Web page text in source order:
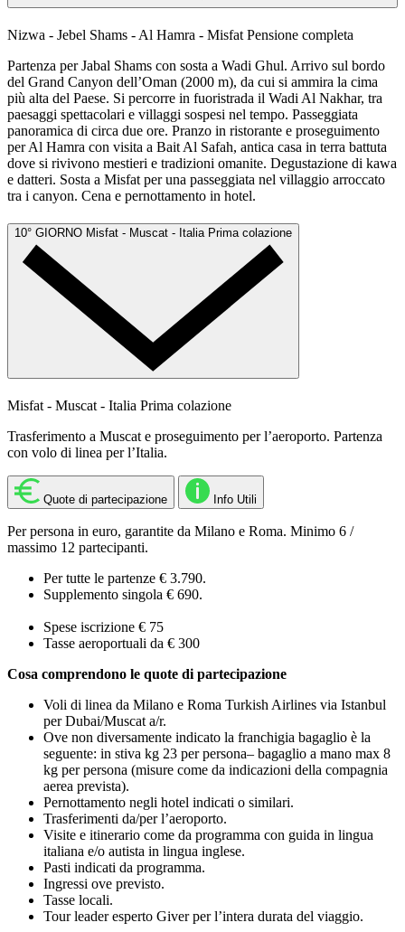
Nizwa - Jebel Shams - Al Hamra - Misfat Pensione completa
Partenza per Jabal Shams con sosta a Wadi Ghul. Arrivo sul bordo
del Grand Canyon dell’Oman (2000 m), da cui si ammira la cima
più alta del Paese. Si percorre in fuoristrada il Wadi Al Nakhar, tra
paesaggi spettacolari e villaggi sospesi nel tempo. Passeggiata
panoramica di circa due ore. Pranzo in ristorante e proseguimento
per Al Hamra con visita a Bait Al Safah, antica casa in terra battuta
dove si rivivono mestieri e tradizioni omanite. Degustazione di kawa
e datteri. Sosta a Misfat per una passeggiata nel villaggio arroccato
tra i canyon. Cena e pernottamento in hotel.
10° GIORNO Misfat - Muscat - Italia Prima colazione
Misfat - Muscat - Italia Prima colazione
Trasferimento a Muscat e proseguimento per l’aeroporto. Partenza
con volo di linea per l’Italia.
Quote di partecipazione Info Utili
Per persona in euro, garantite da Milano e Roma. Minimo 6 /
massimo 12 partecipanti.
Per tutte le partenze € 3.790.
Supplemento singola € 690.
Spese iscrizione € 75
Tasse aeroportuali da € 300
Cosa comprendono le quote di partecipazione
Voli di linea da Milano e Roma Turkish Airlines via Istanbul
per Dubai/Muscat a/r.
Ove non diversamente indicato la franchigia bagaglio è la
seguente: in stiva kg 23 per persona– bagaglio a mano max 8
kg per persona (misure come da indicazioni della compagnia
aerea prevista).
Pernottamento negli hotel indicati o similari.
Trasferimenti da/per l’aeroporto.
Visite e itinerario come da programma con guida in lingua
italiana e/o autista in lingua inglese.
Pasti indicati da programma.
Ingressi ove previsto.
Tasse locali.
Tour leader esperto Giver per l’intera durata del viaggio.